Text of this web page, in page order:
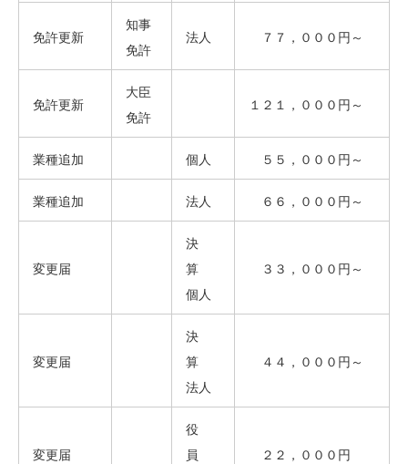
免許更新
知事
免許
法人 ７７，０００円～
免許更新
大臣
免許
１２１，０００円～
業種追加 個人 ５５，０００円～
業種追加 法人 ６６，０００円～
変更届
決
算
個人
３３，０００円～
変更届
決
算
法人
４４，０００円～
変更届
役
員
２２，０００円